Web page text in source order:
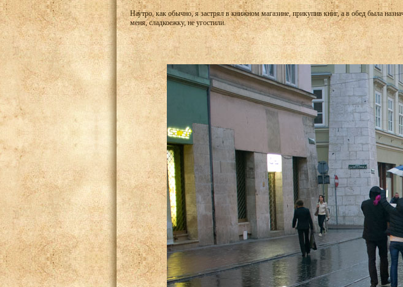
Наутро, как обычно, я застрял в книжном магазине, прикупив книг, а в обед была
меня, сладкоежку, не угостили.